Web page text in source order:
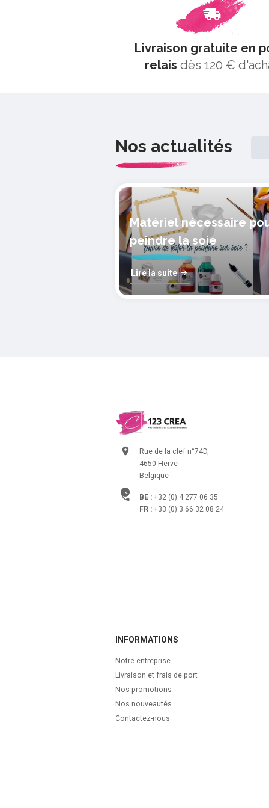
Livraison gratuite en
relais dès 120 €
Nos actualités
Matériel nécessaire
peindre la soie
Lire la suite
Rue de la clef n°74D,
4650 Herve
Belgique
BE : +32 (0) 4 277 06 35
FR : +33 (0) 3 66 32 08 24
INFORMATIONS
Notre entreprise
Livraison et frais de port
Nos promotions
Nos nouveautés
Contactez-nous